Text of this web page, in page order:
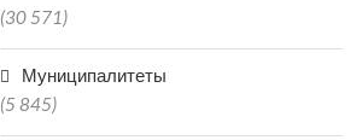
(30 571)
Муниципалитеты
(5 845)